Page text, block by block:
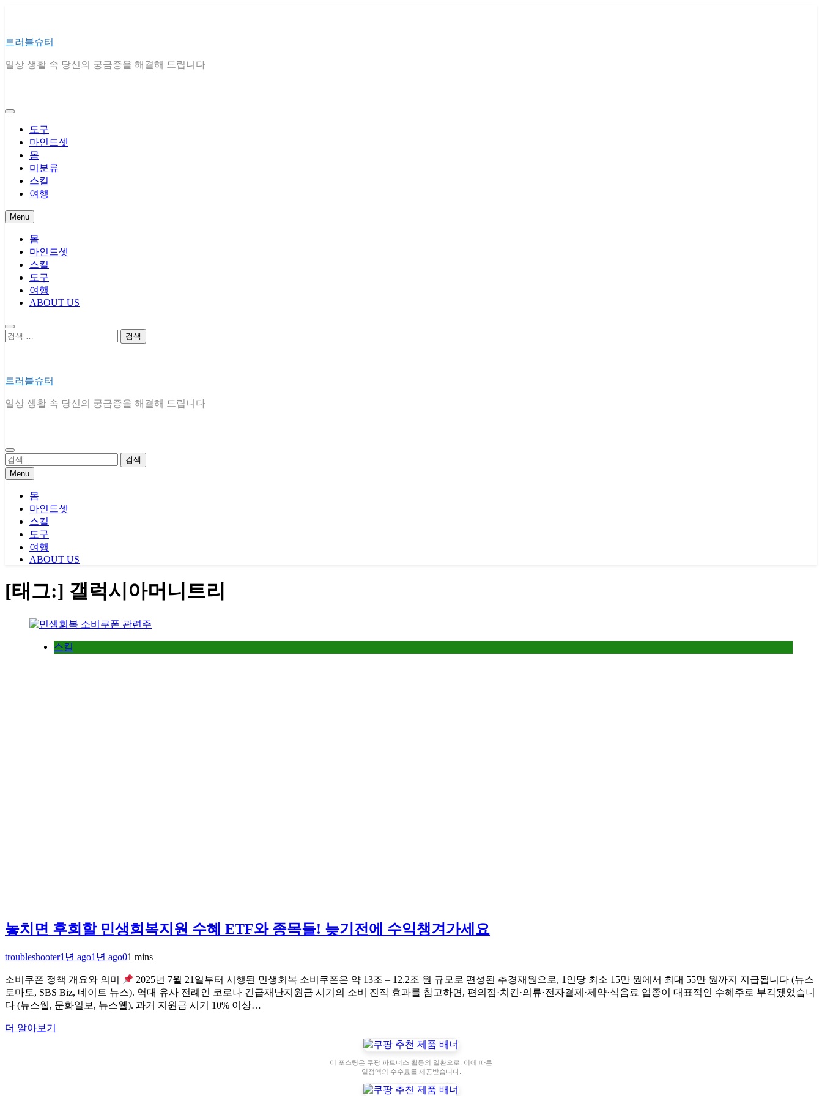
트러블슈터
일상 생활 속 당신의 궁금증을 해결해 드립니다
도구
마인드셋
몸
미분류
스킬
여행
Menu
몸
마인드셋
스킬
도구
여행
ABOUT US
검
트러블슈터
일상 생활 속 당신의 궁금증을 해결해 드립니다
검
색:Menu
몸
마인드셋
스킬
도구
여행
ABOUT US
[태그:] 갤럭시아머니트리
스킬
놓치면 후회할 민생회복지원 수혜 ETF와 종목들! 늦기전에 수익챙겨가세요
troubleshooter1년 ago1년 ago01 mins
소비쿠폰 정책 개요와 의미
2025년 7월 21일부터 시행된 민생회복 소비쿠폰은 약 13조 – 12.2조 원 규모로 편성된 추경재원으로, 1인당 최소 15만 원에서 최대 55만 원까지 지급됩니다 (뉴스
토마토, SBS Biz, 네이트 뉴스). 역대 유사 전례인 코로나 긴급재난지원금 시기의 소비 진작 효과를 참고하면, 편의점·치킨·의류·전자결제·제약·식음료 업종이 대표적인 수혜주로 부각됐었습니
다 (뉴스웰, 문화일보, 뉴스웰). 과거 지원금 시기 10% 이상…
더 알아보기
이 포스팅은 쿠팡 파트너스 활동의 일환으로, 이에 따른
일정액의 수수료를 제공받습니다.